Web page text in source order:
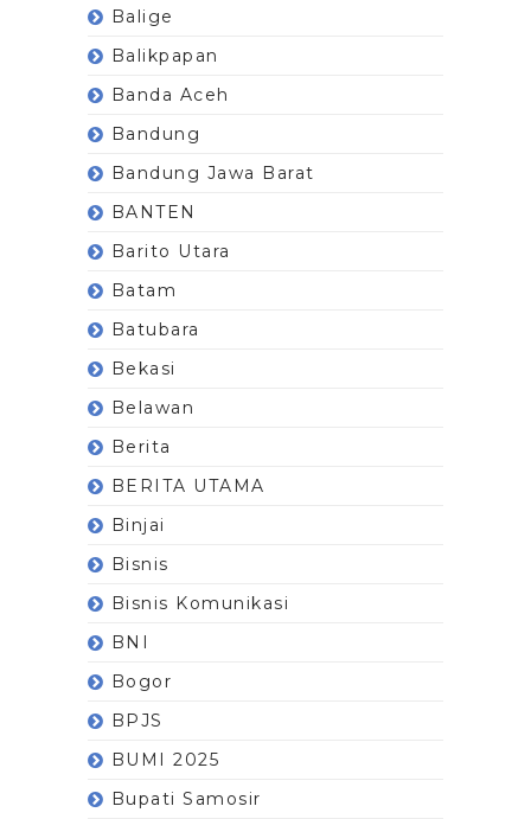
Balige
Balikpapan
Banda Aceh
Bandung
Bandung Jawa Barat
BANTEN
Barito Utara
Batam
Batubara
Bekasi
Belawan
Berita
BERITA UTAMA
Binjai
Bisnis
Bisnis Komunikasi
BNI
Bogor
BPJS
BUMI 2025
Bupati Samosir